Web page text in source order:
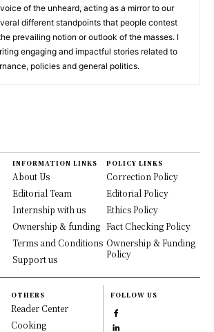
of the unheard, acting as a mirror to our
different standpoints that people contest
prevailing notion or outlook of the masses. I
engaging and impactful stories related to
policies and general politics.
INFORMATION LINKS
About Us
Editorial Team
Internship with us
Ownership & funding
Terms and Conditions
Support us
POLICY LINKS
Correction Policy
Editorial Policy
Ethics Policy
Fact Checking Policy
Ownership & Funding
Policy
OTHERS
Reader Center
Cooking
FOLLOW US